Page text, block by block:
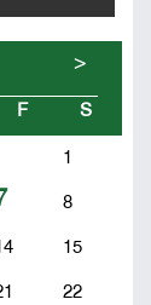
>
F
S
1
8
15
22